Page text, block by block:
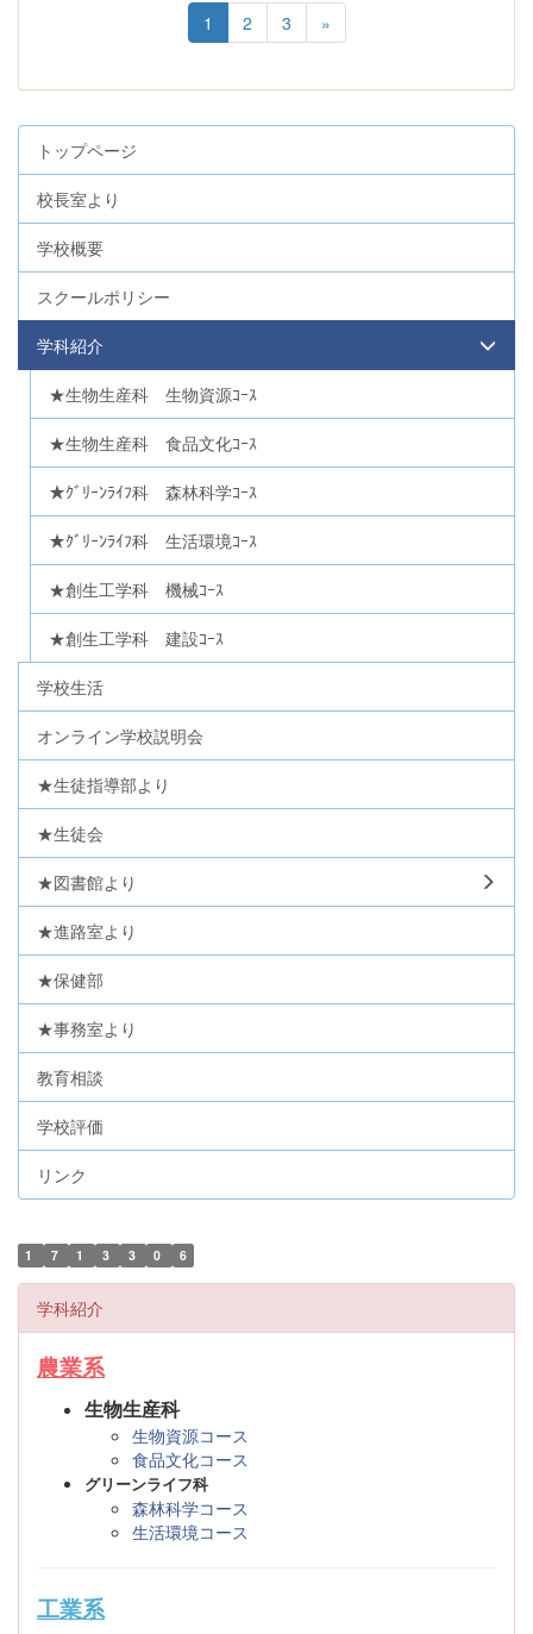
1 2 3 »
トップページ
校長室より
学校概要
スクールポリシー
学科紹介
★生物生産科 生物資源ｺｰｽ
★生物生産科 食品文化ｺｰｽ
★ｸﾞﾘｰﾝﾗｲﾌ科 森林科学ｺｰｽ
★ｸﾞﾘｰﾝﾗｲﾌ科 生活環境ｺｰｽ
★創生工学科 機械ｺｰｽ
★創生工学科 建設ｺｰｽ
学校生活
オンライン学校説明会
★生徒指導部より
★生徒会
★図書館より
★進路室より
★保健部
★事務室より
教育相談
学校評価
リンク
1 7 1 3 3 0 6
学科紹介
農業系
生物生産科
生物資源コース
食品文化コース
グリーンライフ科
森林科学コース
生活環境コース
工業系